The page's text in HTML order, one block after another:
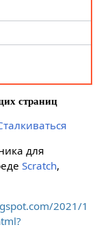
страниц
для
Scratch,
2021/1